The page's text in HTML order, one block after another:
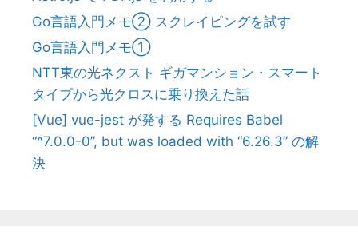
Go言語入門メモ② スクレイピングを試す
Go言語入門メモ①
NTT東の光ネクスト ギガマンション・スマート
タイプから光クロスに乗り換えた話
[Vue] vue-jest が発する Requires Babel
“^7.0.0-0”, but was loaded with “6.26.3” の解
決